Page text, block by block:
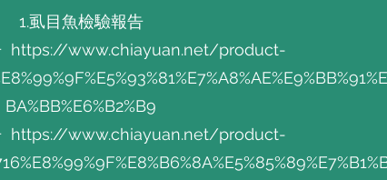
​​1.虱目魚檢驗報告
https://www.chiayuan.net/product-
BA%BB%E6%B2%B9
https://www.chiayuan.net/product-